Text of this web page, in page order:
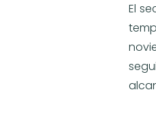
El